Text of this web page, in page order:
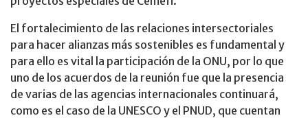
El fortalecimiento de las relaciones intersectoriales
para hacer alianzas más sostenibles es fundamental y
para ello es vital la participación de la ONU, por lo que
uno de los acuerdos de la reunión fue que la presencia
de varias de las agencias internacionales continuará,
como es el caso de la UNESCO y el PNUD, que cuentan